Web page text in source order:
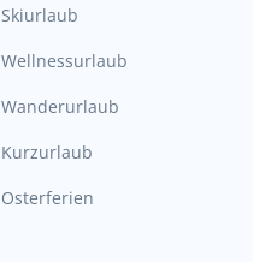
Skiurlaub
Wellnessurlaub
Wanderurlaub
Kurzurlaub
Osterferien